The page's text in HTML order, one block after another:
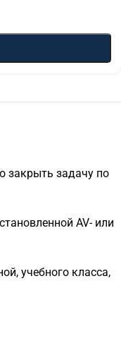
закрыть задачу по
AV- или
учебного класса,